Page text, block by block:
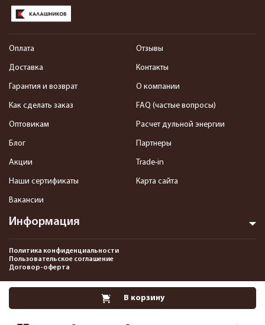
В корзину
Информация
Оплата
Доставка
Гарантия и возврат
Как сделать заказ
Оптовикам
Блог
Акции
Наши сертификаты
Вакансии
Отзывы
Контакты
О компании
FAQ (частые вопросы)
Расчет дульной энергии
Партнеры
Trade-in
Карта сайта
Политика конфиденциальности
Пользовательское соглашение
Договор-оферта
2013-2026 Интернет-магазин пневматики, страйкбола и снаряжения–
Pnevmat24.ru. Все права защищены.©